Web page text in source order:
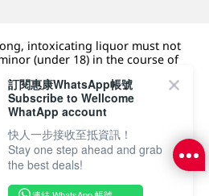
intoxicating liquor must not
(under 18) in the course of
程中，向未成年人 (18 歲以下人士)
零售集團
Place. The Dairy Farm Company
訂閱惠康WhatsApp帳號
Subscribe to Wellcome
WhatApp account
快人一步接收至抵資訊！
Stay one step ahead and grab
the best deals!